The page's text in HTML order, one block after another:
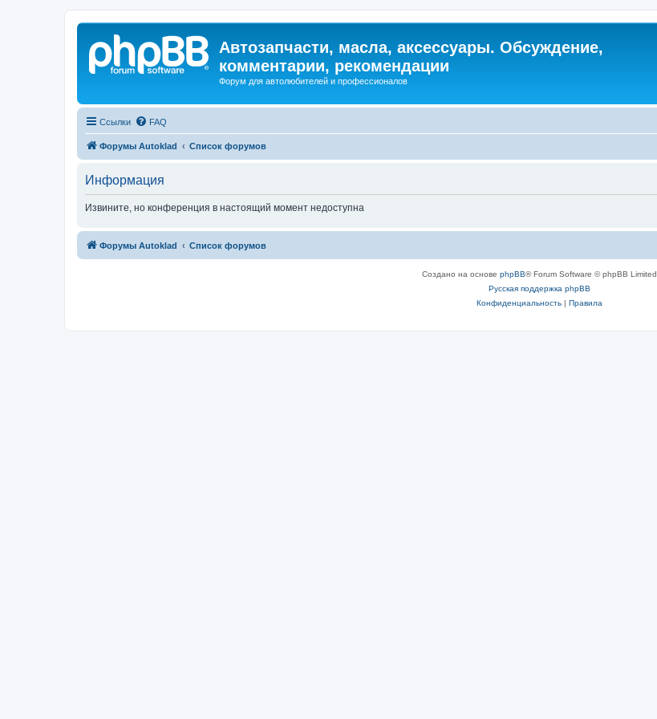
Автозапчасти, масла, аксессуары. Обсуждение,
комментарии, рекомендации
Форум для автолюбителей и профессионалов
Ссылки FAQ
Форумы Autoklad Список форумов
Информация
Извините, но конференция в настоящий момент недоступна
Форумы Autoklad Список форумов
Создано на основе phpBB® Forum Software © phpBB Limited
Русская поддержка phpBB
Конфиденциальность| Правила